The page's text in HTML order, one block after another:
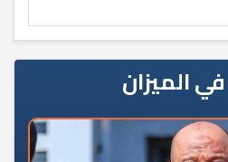
في الميزان